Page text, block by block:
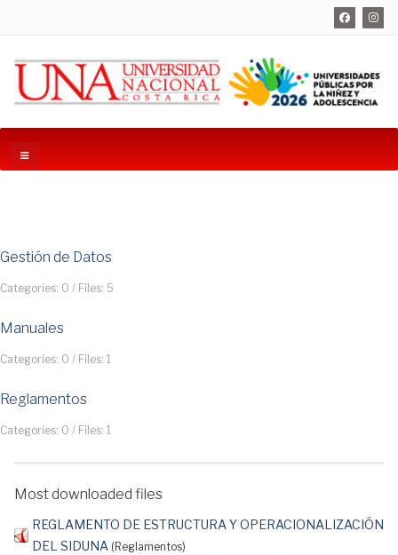
Gestión de Datos
Categories: 0 / Files: 5
Manuales
Categories: 0 / Files: 1
Reglamentos
Categories: 0 / Files: 1
Most downloaded files
REGLAMENTO DE ESTRUCTURA Y OPERACIONALIZACIÓN
DEL SIDUNA (Reglamentos)